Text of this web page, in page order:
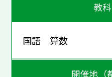
教
国語 算数
開催地（